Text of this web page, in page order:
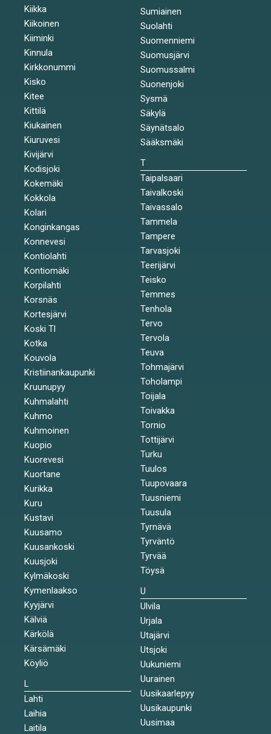
Kiikka
Kiikoinen
Kiiminki
Kinnula
Kirkkonummi
Kisko
Kitee
Kittilä
Kiukainen
Kiuruvesi
Kivijärvi
Kodisjoki
Kokemäki
Kokkola
Kolari
Konginkangas
Konnevesi
Kontiolahti
Kontiomäki
Korpilahti
Korsnäs
Kortesjärvi
Koski Tl
Kotka
Kouvola
Kristiinankaupunki
Kruunupyy
Kuhmalahti
Kuhmo
Kuhmoinen
Kuopio
Kuorevesi
Kuortane
Kurikka
Kuru
Kustavi
Kuusamo
Kuusankoski
Kuusjoki
Kylmäkoski
Kymenlaakso
Kyyjärvi
Kälviä
Kärkölä
Kärsämäki
Köyliö
L
Lahti
Laihia
Laitila
Sumiainen
Suolahti
Suomenniemi
Suomusjärvi
Suomussalmi
Suonenjoki
Sysmä
Säkylä
Säynätsalo
Sääksmäki
T
Taipalsaari
Taivalkoski
Taivassalo
Tammela
Tampere
Tarvasjoki
Teerijärvi
Teisko
Temmes
Tenhola
Tervo
Tervola
Teuva
Tohmajärvi
Toholampi
Toijala
Toivakka
Tornio
Tottijärvi
Turku
Tuulos
Tuupovaara
Tuusniemi
Tuusula
Tyrnävä
Tyrväntö
Tyrvää
Töysä
U
Ulvila
Urjala
Utajärvi
Utsjoki
Uukuniemi
Uurainen
Uusikaarlepyy
Uusikaupunki
Uusimaa